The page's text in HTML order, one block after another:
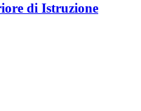
di Istruzione